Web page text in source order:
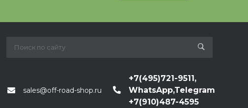
sales@off-road-shop.ru
+7(495)721-9511,
WhatsApp,Telegram
+7(910)487-4595